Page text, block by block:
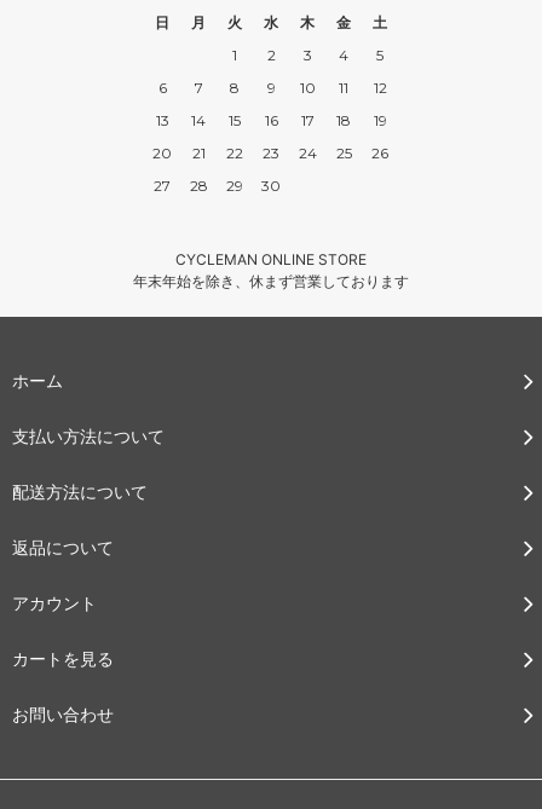
日
月 火 水 木 金
土
1
2 3 4
5
6
7 8 9 10 11
12
13
14 15 16 17 18
19
20
21 22 23 24 25
26
27
28 29 30
CYCLEMAN ONLINE STORE
年末年始を除き、休まず営業しております
ホーム
支払い方法について
配送方法について
返品について
アカウント
カートを見る
お問い合わせ